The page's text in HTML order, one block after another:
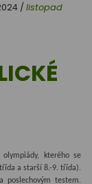
/ listopad
kterého se
a starší 8.-9. třída).
testem.